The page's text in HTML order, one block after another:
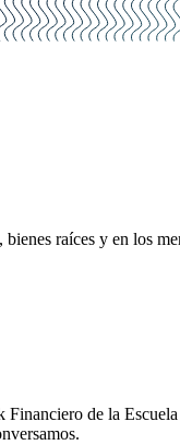
raíces y en los
de la